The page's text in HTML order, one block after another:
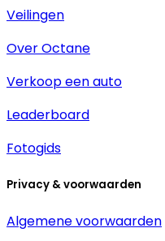
Veilingen
Over Octane
Verkoop een auto
Leaderboard
Fotogids
Privacy & voorwaarden
Algemene voorwaarden